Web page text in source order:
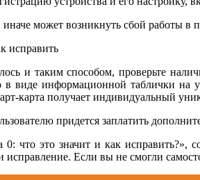
может возникнуть сбой работы в
и таким способом, проверьте
виде информационной таблички на
карта получает индивидуальный
придется заплатить
0: что это значит и как
исправление. Если вы не смогли